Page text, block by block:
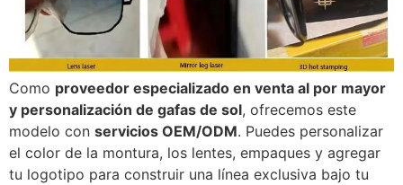
Como proveedor especializado en venta al por mayor
y personalización de gafas de sol, ofrecemos este
modelo con servicios OEM/ODM. Puedes personalizar
el color de la montura, los lentes, empaques y agregar
tu logotipo para construir una línea exclusiva bajo tu